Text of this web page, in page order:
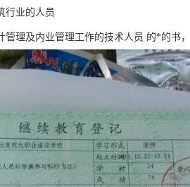
行业的人员
理及内业管理工作的技术人员 的*的书